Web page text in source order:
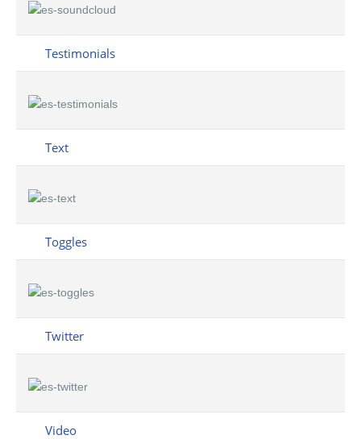
Testimonials
Text
Toggles
Twitter
Video